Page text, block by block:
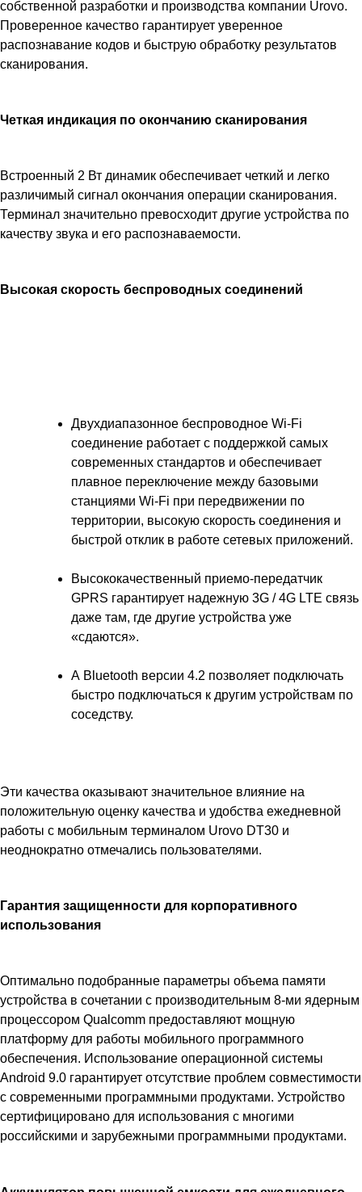
собственной разработки и производства компании Urovo.
Проверенное качество гарантирует уверенное
распознавание кодов и быструю обработку результатов
сканирования.
Четкая индикация по окончанию сканирования
Встроенный 2 Вт динамик обеспечивает четкий и легко
различимый сигнал окончания операции сканирования.
Терминал значительно превосходит другие устройства по
качеству звука и его распознаваемости.
Высокая скорость беспроводных соединений
Двухдиапазонное беспроводное Wi-Fi
соединение работает с поддержкой самых
современных стандартов и обеспечивает
плавное переключение между базовыми
станциями Wi-Fi при передвижении по
территории, высокую скорость соединения и
быстрой отклик в работе сетевых приложений.
Высококачественный приемо-передатчик
GPRS гарантирует надежную 3G / 4G LTE связь
даже там, где другие устройства уже
«сдаются».
А Bluetooth версии 4.2 позволяет подключать
быстро подключаться к другим устройствам по
соседству.
Эти качества оказывают значительное влияние на
положительную оценку качества и удобства ежедневной
работы с мобильным терминалом Urovo DT30 и
неоднократно отмечались пользователями.
Гарантия защищенности для корпоративного
использования
Оптимально подобранные параметры объема памяти
устройства в сочетании с производительным 8-ми ядерным
процессором Qualcomm предоставляют мощную
платформу для работы мобильного программного
обеспечения. Использование операционной системы
Android 9.0 гарантирует отсутствие проблем совместимости
с современными программными продуктами. Устройство
сертифицировано для использования с многими
российскими и зарубежными программными продуктами.